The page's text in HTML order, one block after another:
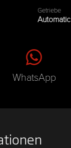
Getriebe
Automatic
WhatsApp